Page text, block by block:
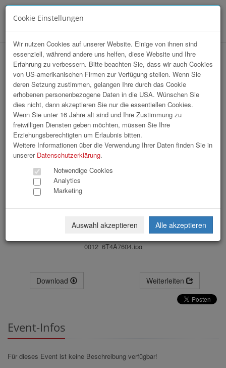
Klimabündnis Aufnahmefeier
0012_6T4A7604.jpg
Download Weiterleiten
Event-Infos
Für dieses Event ist keine Beschreibung verfügbar!
Cookie Einstellungen
Wir nutzen Cookies auf unserer Website. Einige von ihnen sind
essenziell, während andere uns helfen, diese Website und Ihre
Erfahrung zu verbessern. Bitte beachten Sie, dass wir auch Cookies
von US-amerikanischen Firmen zur Verfügung stellen. Wenn Sie
deren Setzung zustimmen, gelangen Ihre durch das Cookie
erhobenen personenbezogene Daten in die USA. Wünschen Sie
dies nicht, dann akzeptieren Sie nur die essentiellen Cookies.
Wenn Sie unter 16 Jahre alt sind und Ihre Zustimmung zu
freiwilligen Diensten geben möchten, müssen Sie Ihre
Erziehungsberechtigten um Erlaubnis bitten.
Weitere Informationen über die Verwendung Ihrer Daten finden Sie in
unserer Datenschutzerklärung.
Notwendige Cookies
Analytics
Marketing
Auswahl akzeptieren Alle akzeptieren